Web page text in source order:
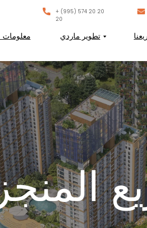
معلومات تطوير ماردي
+ (995) 574 20 20
20